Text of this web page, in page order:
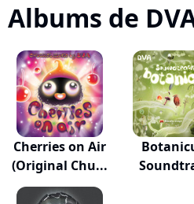
Albums de
Cherries on Air
(Original Chu...